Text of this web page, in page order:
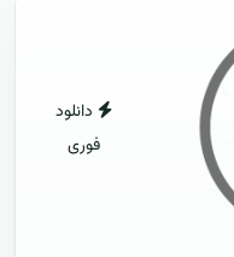
دانلود
فوری